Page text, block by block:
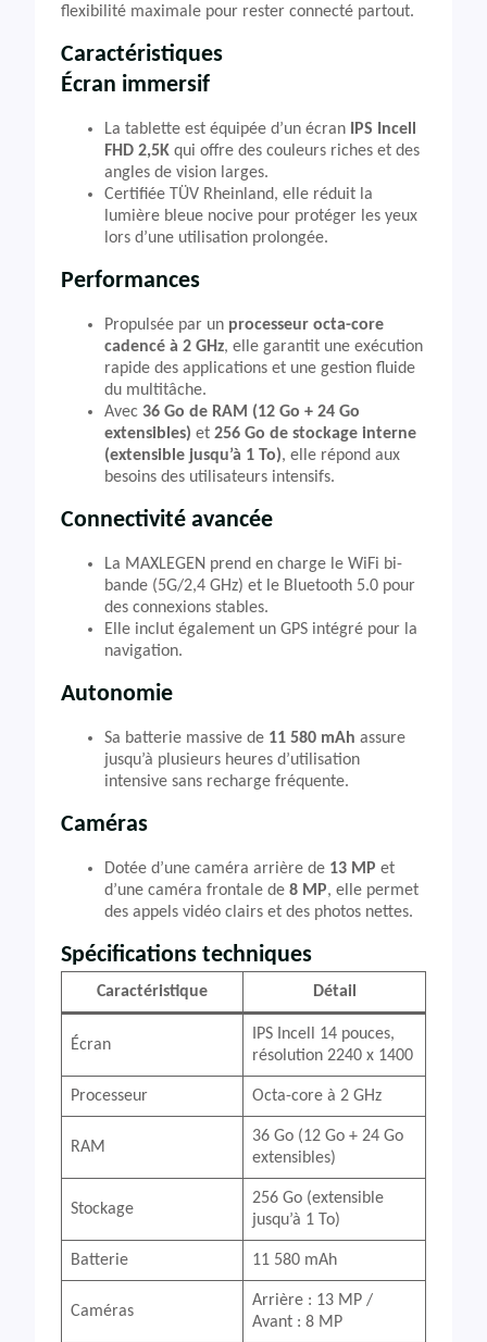
flexibilité maximale pour rester connecté partout.
Caractéristiques
Écran immersif
La tablette est équipée d’un écran
IPS Incell
FHD 2,5K qui offre des couleurs riches et des
angles de vision larges.
Certifiée TÜV Rheinland, elle réduit la
lumière bleue nocive pour protéger les yeux
lors d’une utilisation prolongée.
Performances
Propulsée par un processeur octa-core
cadencé à 2 GHz, elle garantit une exécution
rapide des applications et une gestion fluide
du multitâche.
Avec 36 Go de RAM (12 Go + 24 Go
extensibles) et 256 Go de stockage interne
(extensible jusqu’à 1 To), elle répond aux
besoins des utilisateurs intensifs.
Connectivité avancée
La MAXLEGEN prend en charge le WiFi bi-
bande (5G/2,4 GHz) et le Bluetooth 5.0 pour
des connexions stables.
Elle inclut également un GPS intégré pour la
navigation.
Autonomie
Sa batterie massive de 11 580 mAh assure
jusqu’à plusieurs heures d’utilisation
intensive sans recharge fréquente.
Caméras
Dotée d’une caméra arrière de 13 MP et
d’une caméra frontale de 8 MP, elle permet
des appels vidéo clairs et des photos nettes.
Spécifications techniques
Caractéristique Détail
Écran
IPS Incell 14 pouces,
résolution 2240 x 1400
Processeur Octa-core à 2 GHz
RAM
36 Go (12 Go + 24 Go
extensibles)
Stockage
256 Go (extensible
jusqu’à 1 To)
Batterie 11 580 mAh
Caméras
Arrière : 13 MP /
Avant : 8 MP